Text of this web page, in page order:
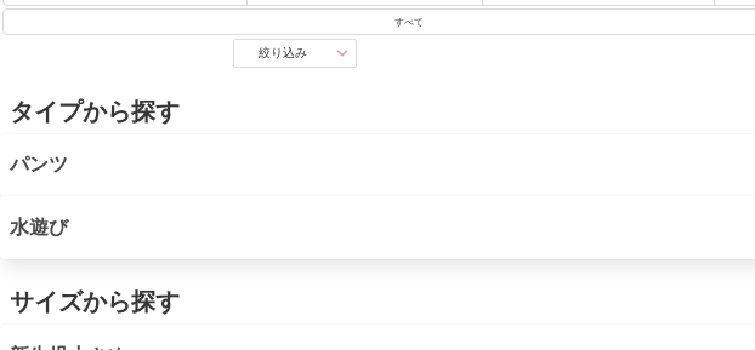
すべて
絞り込み
タイプから探す
パンツ
水遊び
サイズから探す